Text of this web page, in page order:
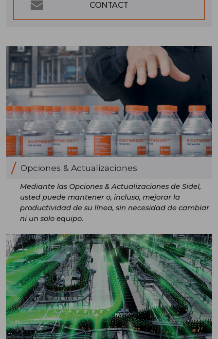
CONTACT
Opciones & Actualizaciones
Mediante las Opciones & Actualizaciones de Sidel,
usted puede mantener o, incluso, mejorar la
productividad de su línea, sin necesidad de cambiar
ni un solo equipo.